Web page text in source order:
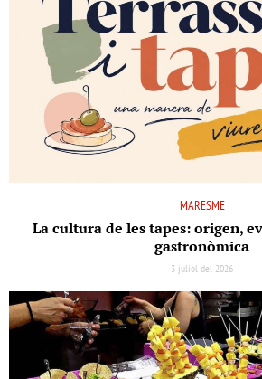
MARESME
La cultura de les tapes: origen,
gastronòmica
3 juliol del 2026